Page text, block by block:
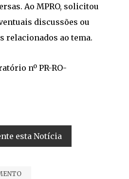
Ao MPRO, solicitou
discussões ou
relacionados ao tema.
nº PR-RO-
esta Notícia